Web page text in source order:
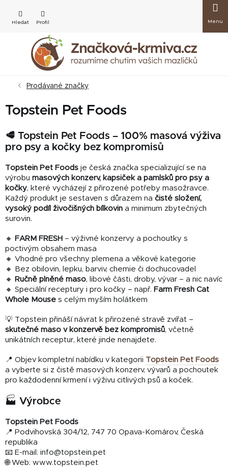
obsah
košík
Prodávané značky
Topstein Pet Foods
🥩 Topstein Pet Foods – 100% masová výživa
pro psy a kočky bez kompromisů
Topstein Pet Foods je česká značka specializující se na
výrobu masových konzerv, kapsiček a pamlsků pro psy a
kočky, které vycházejí z přirozené potřeby masožravce.
Každý produkt je sestaven s důrazem na čisté složení,
vysoký podíl živočišných bílkovin a minimum zbytečných
surovin.
🔸 FARM FRESH – výživné konzervy a pochoutky s
poctivým obsahem masa
🔸 Vhodné pro všechny plemena a věkové kategorie
🔸 Bez obilovin, lepku, barviv, chemie či dochucovadel
🔸 Ručně plněné maso, libové části, droby, vývar – a nic navíc
🔸 Speciální receptury i pro kočky – např. Farm Fresh Cat
Whole Mouse s celým myším holátkem
💡 Topstein přináší návrat k přirozené stravě zvířat –
skutečné maso v konzervě bez kompromisů, včetně
unikátních receptur, které jinde nenajdete.
📍 Objev kompletní nabídku v kategorii Topstein Pet Foods
a vyberte si z čistě masových konzerv, vývarů a pochoutek
pro každodenní krmení i výživu citlivých psů a koček.
🏭 Výrobce
Topstein Pet Foods
📍 Podvihovská 304/12, 747 70 Opava-Komárov, Česká
republika
📧 E-mail: info@topstein.pet
🌐 Web: www.topstein.pet